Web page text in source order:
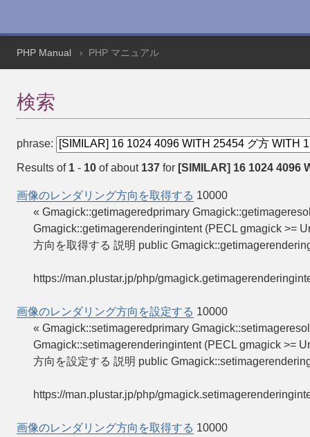
PHP Manual PHP マニュアル
検索
phrase:
Results of 1 - 10 of about 137 for [SIMILAR] 16 1024 4096
画像のレンダリング方向を取得する 10000
« Gmagick::getimageredprimary
Gmagick::getimagerenderingintent (PECL gmagick >=
方向を取得する 説明 public
https://man.plustar.jp/php/
画像のレンダリング方向を設定する 10000
« Gmagick::setimageredprimary
Gmagick::setimagerenderingintent (PECL gmagick >=
方向を設定する 説明 public
https://man.plustar.jp/php/
画像のレンダリング方向を取得する 10000